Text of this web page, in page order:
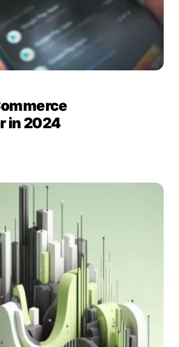
in 2024